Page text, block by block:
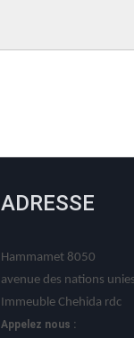
ADRESSE
Hammamet 8050
avenue des nations unies
Immeuble Chehida rdc
Appelez nous :